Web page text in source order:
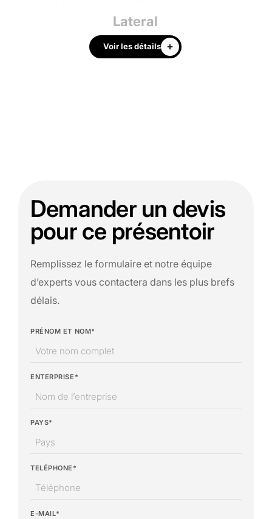
Lateral
Voir les détails
Demander un devis
pour ce présentoir
Remplissez le formulaire et notre équipe
d’experts vous contactera dans les plus brefs
délais.
PRÉNOM ET NOM*
ENTERPRISE*
PAYS*
TELÉPHONE*
E-MAIL*